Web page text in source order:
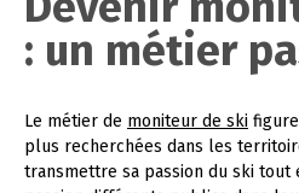
: un métier
Le métier de moniteur de ski
plus recherchées dans les
transmettre sa passion du ski tout